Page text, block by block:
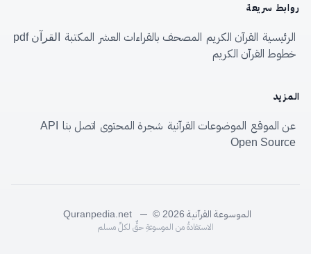
روابط سريعة
الرئيسية القرآن الكريم المصحف بالقراءات العشر المكتبة القرآن pdf
خطوط القرآن الكريم
المزيد
عن الموقع الموضوعات القرآنية شجرة المحتوى اتصل بنا
API
Open Source
الموسوعة القرآنية Quranpedia.net — © 2026
الاستفادةُ من الموسوعةِ حقٌّ لكلِّ مسلم